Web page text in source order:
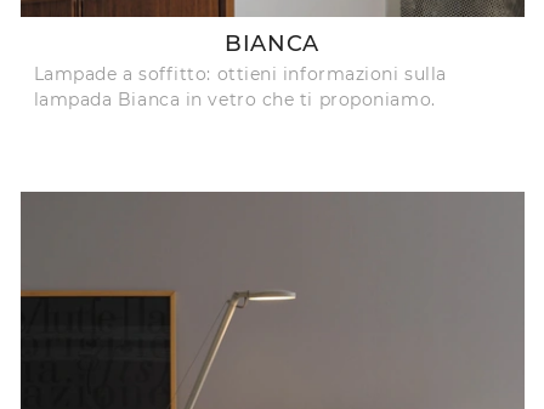
BIANCA
Lampade a soffitto: ottieni informazioni sulla
lampada Bianca in vetro che ti proponiamo.